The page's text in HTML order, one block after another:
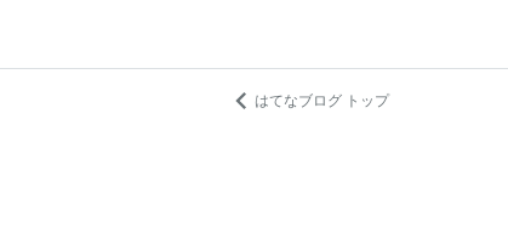
はてなブログ トップ